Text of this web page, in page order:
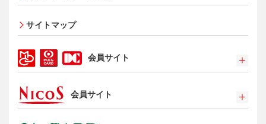
エクスプレス予約サービス（プラスEX会員）
タッチ決済
サイトマップ
会員サイト
特典・サービス
選べるお支払方法
会員サイト